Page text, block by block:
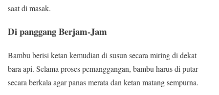
saat di masak.
Di panggang Berjam-Jam
Bambu berisi ketan kemudian di susun secara miring di dekat
bara api. Selama proses pemanggangan, bambu harus di putar
secara berkala agar panas merata dan ketan matang sempurna.